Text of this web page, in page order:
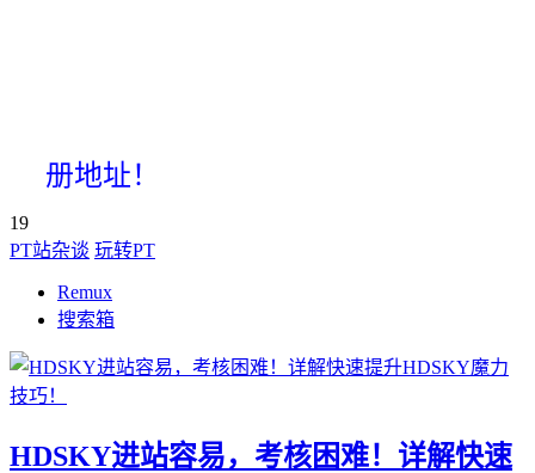
册地址！
19
PT站杂谈 玩转PT
Remux
搜索箱
HDSKY进站容易，考核困难！详解快速